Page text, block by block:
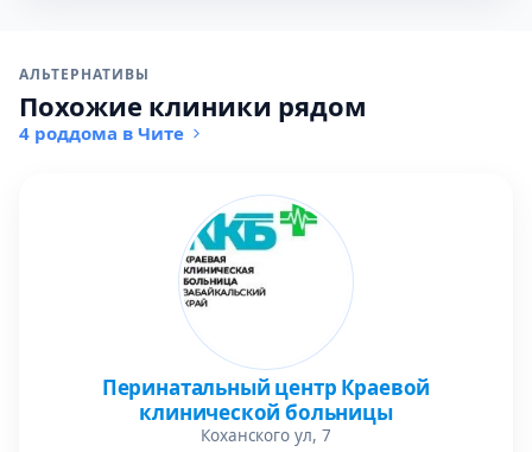
АЛЬТЕРНАТИВЫ
Похожие клиники рядом
4 роддома в Чите
Перинатальный центр Краевой
клинической больницы
Коханского ул, 7